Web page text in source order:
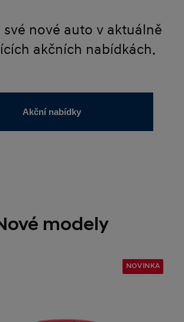
své nové auto v aktuálně
akčních nabídkách.
Akční nabídky
modely
NOVINKA